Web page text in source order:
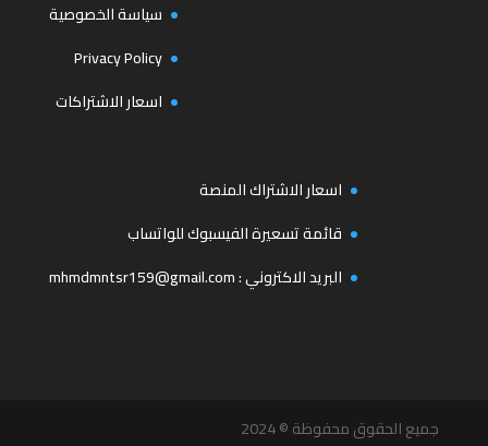
سياسة الخصوصية
Privacy Policy
اسعار الاشتراكات
اسعار الاشتراك المنصة
قائمة تسعيرة الفيسبوك للواتساب
البريد الاكتروني :mhmdmntsr159@gmail.com
جميع الحقوق محفوظة © 2024